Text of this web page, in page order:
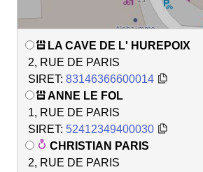
LA CAVE DE L' HUREPOIX
2, RUE DE PARIS
SIRET: 83146366600014
ANNE LE FOL
1, RUE DE PARIS
SIRET: 52412349400030
CHRISTIAN PARIS
2, RUE DE PARIS